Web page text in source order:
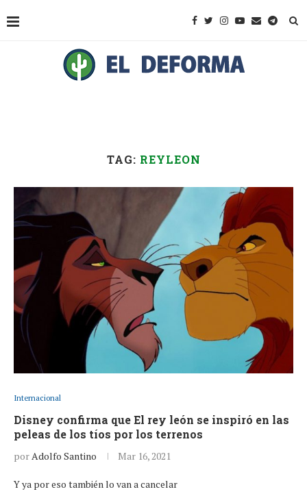
TAG: REYLEON
Internacional
Disney confirma que El rey león se inspiró en las
peleas de los tíos por los terrenos
porAdolfo Santino Mar 16, 2021
Y ya por eso también lo van a cancelar